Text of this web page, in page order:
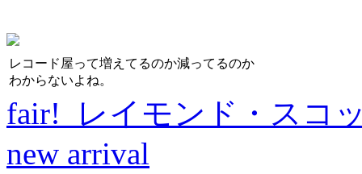
レコード屋って増えてるのか減ってるのか
わからないよね。
fair! レイモンド・スコ
new arrival